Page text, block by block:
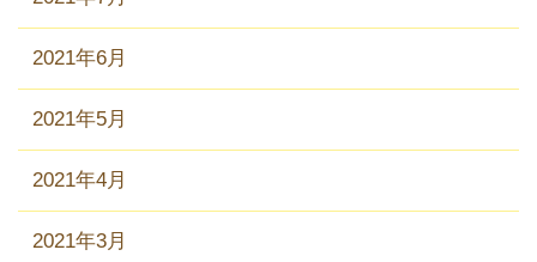
2021年6月
2021年5月
2021年4月
2021年3月